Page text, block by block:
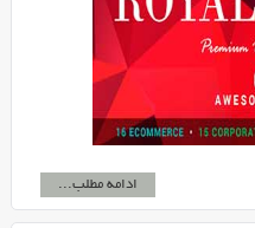
ادامه مطلب...